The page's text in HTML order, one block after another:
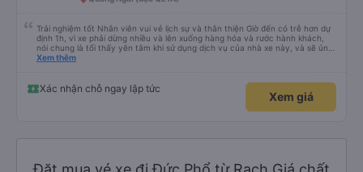
Trải nghiệm tốt Nhân viên vui vẻ lịch sự và thân thiện Giờ đến có trễ hơn dự
định 1h, vì xe phải dừng nhiều và lên xuống hàng hóa và rước hành khách,
nói chung là tối thấy yên tâm khi sử dụng dịch vụ của nhà xe này, và sẽ ủng
hộ và giới thiệu cho người thân sử dụng dịch vụ của nhà xe này
Xem thêm
Xác nhận chỗ ngay lập tức
Xem giá